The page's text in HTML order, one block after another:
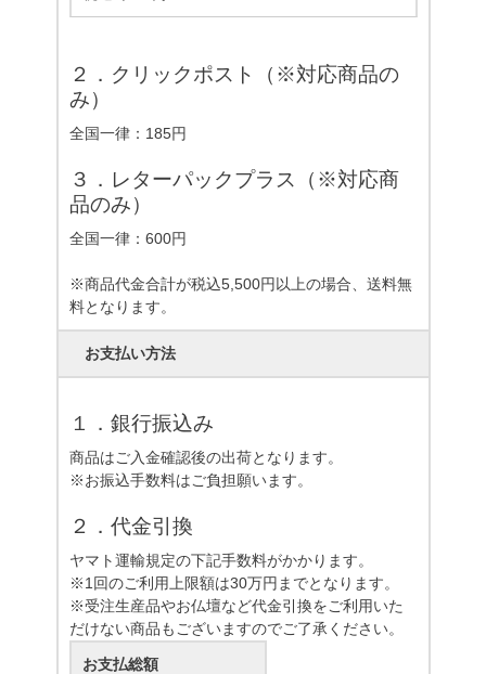
２．クリックポスト（※対応商品の
み）
全国一律：185円
３．レターパックプラス（※対応商
品のみ）
全国一律：600円
※商品代金合計が税込5,500円以上の場合、送料無
料となります。
お支払い方法
１．銀行振込み
商品はご入金確認後の出荷となります。
※お振込手数料はご負担願います。
２．代金引換
ヤマト運輸規定の下記手数料がかかります。
※1回のご利用上限額は30万円までとなります。
※受注生産品やお仏壇など代金引換をご利用いた
だけない商品もございますのでご了承ください。
お支払総額